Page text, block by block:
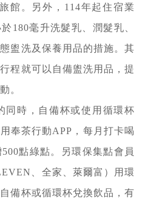
館。另外，114年起住宿業
180毫升洗髮乳、潤髮乳、
盥洗及保養用品的措施。其
程就可以自備盥洗用品，提
。
同時，自備杯或使用循環杯
奉茶行動APP，每月打卡喝
點綠點。另環保集點會員
、全家、萊爾富）用環
備杯或循環杯兌換飲品，有